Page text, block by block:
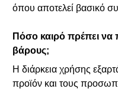
όπου αποτελεί βασικό
Πόσο καιρό πρέπει
βάρους;
Η διάρκεια χρήσης
προϊόν και τους